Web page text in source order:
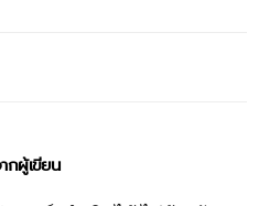
กผู้เขียน